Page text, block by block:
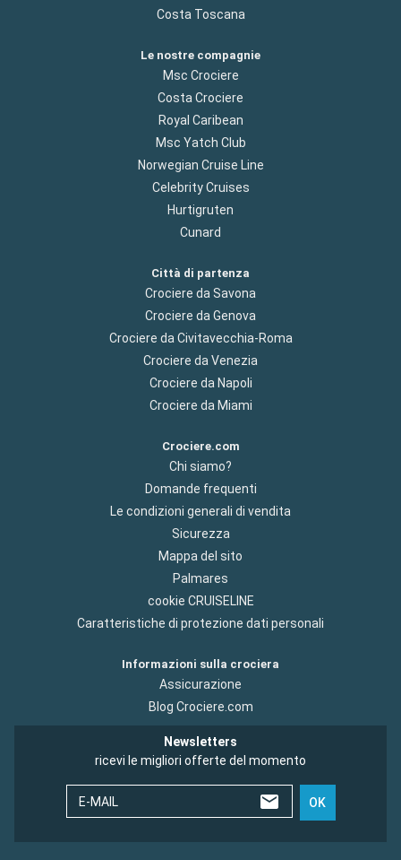
Costa Toscana
Le nostre compagnie
Msc Crociere
Costa Crociere
Royal Caribean
Msc Yatch Club
Norwegian Cruise Line
Celebrity Cruises
Hurtigruten
Cunard
Città di partenza
Crociere da Savona
Crociere da Genova
Crociere da Civitavecchia-Roma
Crociere da Venezia
Crociere da Napoli
Crociere da Miami
Crociere.com
Chi siamo?
Domande frequenti
Le condizioni generali di vendita
Sicurezza
Mappa del sito
Palmares
cookie CRUISELINE
Caratteristiche di protezione dati personali
Informazioni sulla crociera
Assicurazione
Blog Crociere.com
Newsletters
ricevi le migliori offerte del momento
E-MAIL OK